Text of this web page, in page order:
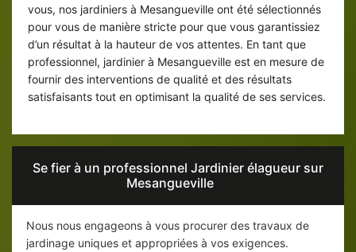
vous, nos jardiniers à Mesangueville ont été sélectionnés
pour vous de manière stricte pour que vous garantissiez
d’un résultat à la hauteur de vos attentes. En tant que
professionnel, jardinier à Mesangueville est en mesure de
fournir des interventions de qualité et des résultats
satisfaisants tout en optimisant la qualité de ses services.
Se fier à un professionnel Jardinier élagueur sur
Mesangueville
Nous nous engageons à vous procurer des travaux de
jardinage uniques et appropriées à vos exigences.